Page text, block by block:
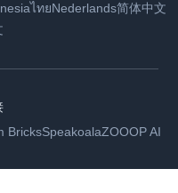
ไทยNederlands简体中文
BricksSpeakoalaZOOOP AI